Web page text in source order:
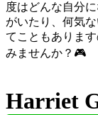
度はどんな自分
がいたり、何気
てこともありま
みませんか？🎮
Harriet